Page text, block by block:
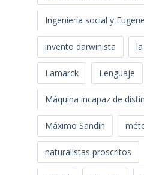
Ingeniería social y
invento darwinista
Lamarck Lenguaje
Máquina incapaz de
Máximo Sandín
naturalistas proscritos